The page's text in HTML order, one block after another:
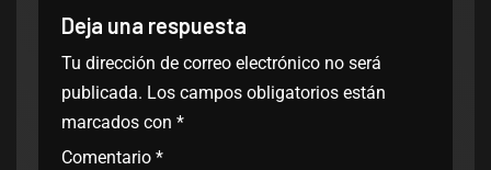
Deja una respuesta
Tu dirección de correo electrónico no será
publicada. Los campos obligatorios están
marcados con *
Comentario *